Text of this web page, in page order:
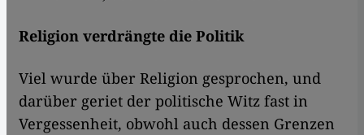
Religion verdrängte die Politik
Viel wurde über Religion gesprochen, und
darüber geriet der politische Witz fast in
Vergessenheit, obwohl auch dessen Grenzen